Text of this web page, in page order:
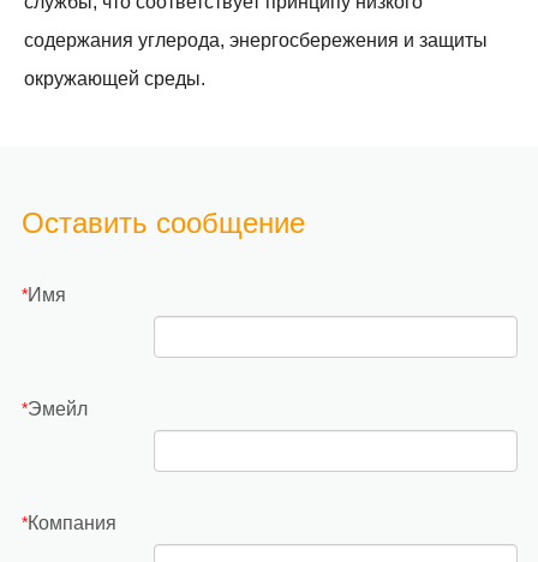
содержания углерода, энергосбережения и защиты
окружающей среды.
Оставить сообщение
*Имя
*Эмейл
*Компания